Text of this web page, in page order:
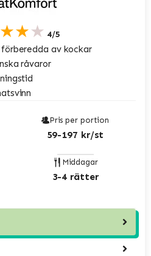
4/5
av kockar
råvaror
Pris per portion
59-197 kr/st
Middagar
3-4 rätter